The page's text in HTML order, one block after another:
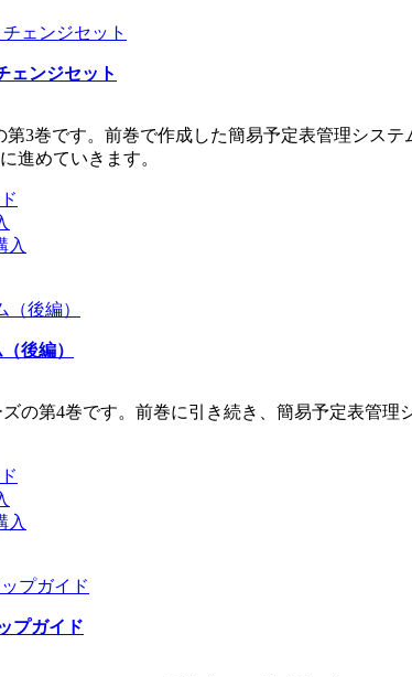
ェンジセット
3巻です。前巻で作成した簡易予定表管理シス
進めていきます。
入
後編）
の第4巻です。前巻に引き続き、簡易予定表管
入
プガイド